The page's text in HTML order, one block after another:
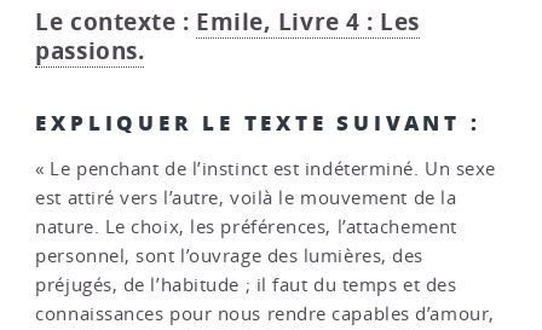
Le contexte : Emile, Livre 4 : Les
passions.
EXPLIQUER LE TEXTE SUIVANT :
« Le penchant de l’instinct est indéterminé. Un sexe
est attiré vers l’autre, voilà le mouvement de la
nature. Le choix, les préférences, l’attachement
personnel, sont l’ouvrage des lumières, des
préjugés, de l’habitude ; il faut du temps et des
connaissances pour nous rendre capables d’amour,